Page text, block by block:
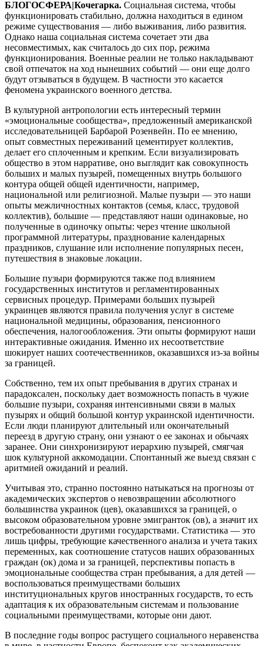
БЛОГОСФЕРА|Кочегарка. Социальная система, чтобы
функционировать стабильно, должна находиться в едином
режиме существования — либо выживания, либо развития.
Однако наша социальная система сочетает эти два
несовместимых, как считалось до сих пор, режима
функционирования. Военные реалии не только накладывают
свой отпечаток на ход нынешних событий — они еще долго
будут отзываться в будущем. В частности это касается
феномена украинского военного детства.
В культурной антропологии есть интересный термин
«эмоциональные сообщества», предложенный американской
исследовательницей Барбарой Розенвейн. По ее мнению,
опыт совместных переживаний цементирует коллектив,
делает его сплоченным и крепким. Если визуализировать
общество в этом нарративе, оно выглядит как совокупность
больших и малых пузырей, помещенных внутрь большого
контура общей общей идентичности, например,
национальной или религиозной. Малые пузыри — это наши
опыты межличностных контактов (семья, класс, трудовой
коллектив), большие — представляют наши одинаковые, но
полученные в одиночку опыты: через чтение школьной
программной литературы, празднование календарных
праздников, слушание или исполнение популярных песен,
путешествия в знаковые локации.
Большие пузыри формируются также под влиянием
государственных институтов и регламентированных
сервисных процедур. Примерами больших пузырей
украинцев являются правила получения услуг в системе
национальной медицины, образования, пенсионного
обеспечения, налогообложения. Эти опыты формируют наши
интерактивные ожидания. Именно их несоответствие
шокирует наших соотечественников, оказавшихся из-за войны
за границей.
Собственно, тем их опыт пребывания в других странах и
парадоксален, поскольку дает возможность попасть в чужие
большие пузыри, сохраняя интенсивными связи в малых
пузырях и общий большой контур украинской идентичности.
Если люди планируют длительный или окончательный
переезд в другую страну, они узнают о ее законах и обычаях
заранее. Они синхронизируют иерархию пузырей, смягчая
шок культурной аккомодации. Спонтанный же выезд связан с
аритмией ожиданий и реалий.
Учитывая это, странно постоянно натыкаться на прогнозы от
академических экспертов о невозвращении абсолютного
большинства украинок (цев), оказавшихся за границей, о
высоком образовательном уровне эмигранток (ов), а значит их
востребованности другими государствами. Статистика — это
лишь цифры, требующие качественного анализа и учета таких
переменных, как соотношение статусов наших образованных
граждан (ок) дома и за границей, перспективы попасть в
эмоциональные сообщества стран пребывания, а для детей —
воспользоваться преимуществами больших
институциональных кругов иностранных государств, то есть
адаптация к их образовательным системам и пользование
социальными преимуществами, которые они дают.
В последние годы вопрос растущего социального неравенства